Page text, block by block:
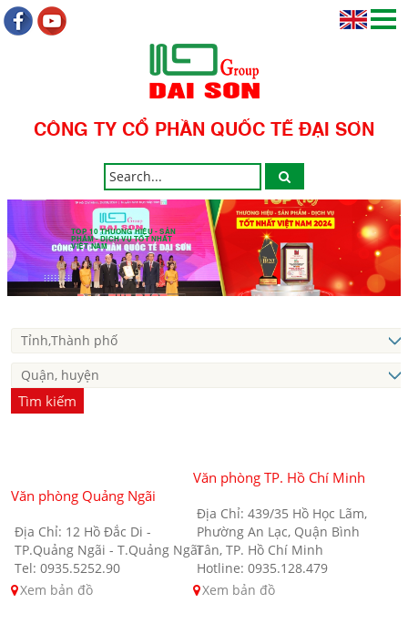
CÔNG TY CỔ PHẦN QUỐC TẾ ĐẠI SƠN
TOP 10 THƯƠNG HIỆU - SẢN
PHẨM - DỊCH VỤ TỐT NHẤT
VIỆT NAM
Tìm kiếm
Văn phòng Quảng Ngãi
Địa Chỉ: 12 Hồ Đắc Di -
TP.Quảng Ngãi - T.Quảng Ngãi
Tel: 0935.5252.90
Xem bản đồ
Văn phòng TP. Hồ Chí Minh
Địa Chỉ: 439/35 Hồ Học Lãm,
Phường An Lạc, Quận Bình
Tân, TP. Hồ Chí Minh
Hotline: 0935.128.479
Xem bản đồ